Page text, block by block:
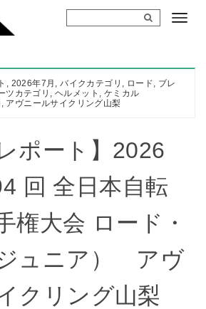
, 2026年7月 ,バイクカテゴリ , ロード, ブレ
ツカテゴリ ,ヘルメット , ケミカル
, アヴニールサイクリング山梨
ポート】2026
回 全日本自転
権大会 ロード・
ュニア） アヴ
クリング山梨